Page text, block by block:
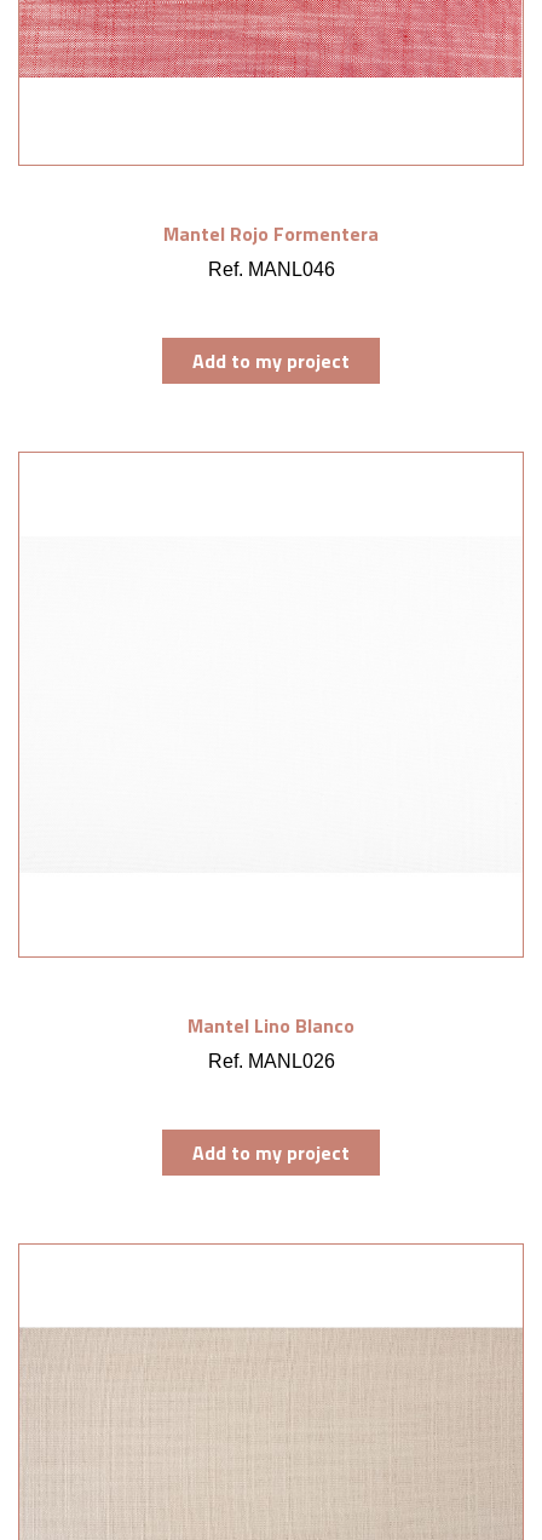
Mantel Rojo Formentera
Ref. MANL046
Add to my project
Mantel Lino Blanco
Ref. MANL026
Add to my project